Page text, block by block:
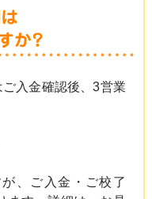
入金確認後、3営業
、ご入金・ご校了